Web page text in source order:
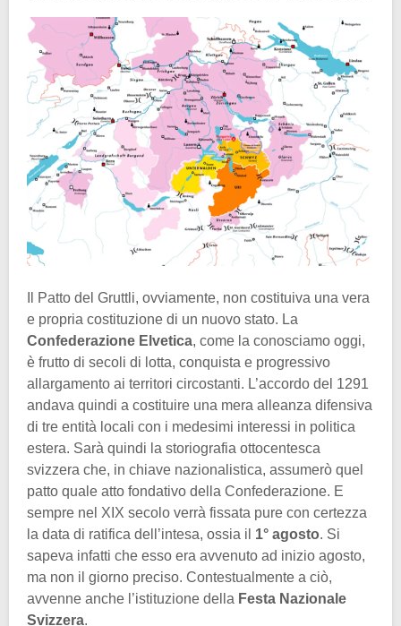
Il Patto del Gruttli, ovviamente, non costituiva una vera
e propria costituzione di un nuovo stato. La
Confederazione Elvetica, come la conosciamo oggi,
è frutto di secoli di lotta, conquista e progressivo
allargamento ai territori circostanti. L’accordo del 1291
andava quindi a costituire una mera alleanza difensiva
di tre entità locali con i medesimi interessi in politica
estera. Sarà quindi la storiografia ottocentesca
svizzera che, in chiave nazionalistica, assumerò quel
patto quale atto fondativo della Confederazione. E
sempre nel XIX secolo verrà fissata pure con certezza
la data di ratifica dell’intesa, ossia il 1° agosto. Si
sapeva infatti che esso era avvenuto ad inizio agosto,
ma non il giorno preciso. Contestualmente a ciò,
avvenne anche l’istituzione della Festa Nazionale
Svizzera.